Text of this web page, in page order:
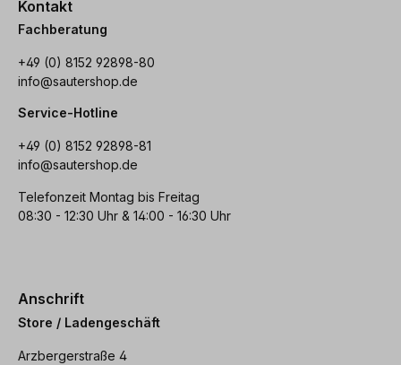
Kontakt
Fachberatung
+49 (0) 8152 92898-80
info@sautershop.de
Service-Hotline
+49 (0) 8152 92898-81
info@sautershop.de
Telefonzeit Montag bis Freitag
08:30 - 12:30 Uhr & 14:00 - 16:30 Uhr
Anschrift
Store / Ladengeschäft
Arzbergerstraße 4